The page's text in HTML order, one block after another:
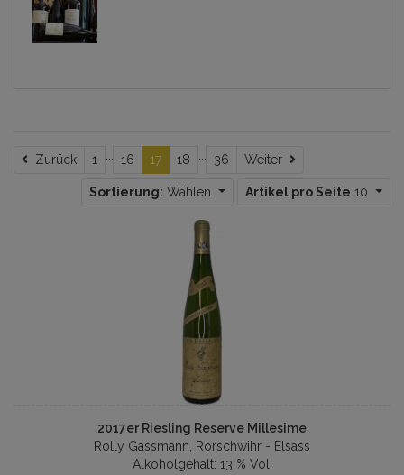
ZurückZurück
1 16 17 18 36 Weiter
Sortierung: Wählen Artikel pro Seite 10
2017er Riesling Reserve Millesime
Rolly Gassmann, Rorschwihr - Elsass
Alkoholgehalt: 13 % Vol.